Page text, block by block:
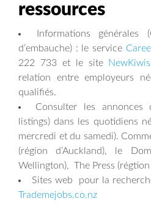
ressources
Informations générales
d’embauche) : le service
222 733 et le site
relation entre employeurs
qualifiés.
Consulter les annonces
listings) dans les quotidiens
mercredi et du samedi).
(région d’Auckland), le
Wellington), The Press
Sites web pour la
Trademejobs.co.nz